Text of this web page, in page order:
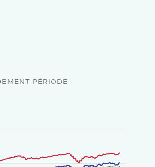
PÉRIODE